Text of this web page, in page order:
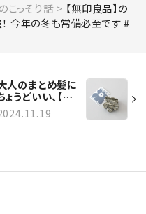
こっそり話
【無印良品】の
今年の冬も常備必至です #
人のまとめ髪に
ょうどいい、【マ
メッコ】のヘア
リップ #深夜の